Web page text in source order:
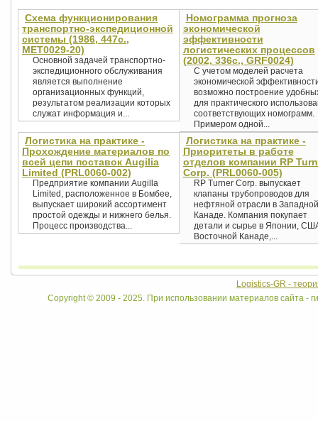
Схема функционирования
транспортно-экспедиционной
системы (1986, 447с.,
MET0029-20)
Основной задачей транспортно-
экспедиционного обслуживания
является выполнение
организационных функций,
результатом реализации которых
служат информация и...
Номограмма прогноза
экономической
эффективности
логистических процессов
(2002, 336с., GRF0024)
С учетом моделей расчета
экономической
возможно построение
для практического
соответствующих номограмм.
Примером одной...
Логистика на практике -
Прохождение материалов по
всей цепи поставок Augilia
Limited (PRL0060-002)
Предприятие компании Augilla
Limited, расположенное в Бомбее,
выпускает широкий ассортимент
простой одежды и нижнего белья.
Процесс производства...
Логистика на практике -
Приоритеты в работе
отделов компании RP
Corp. (PRL0060-005)
RP Turner Corp. выпускает
клапаны трубопроводов для
нефтяной отрасли в Западной
Канаде. Компания покупает
детали и сырье в Японии,
Восточной Канаде,...
Logistics-GR -
Copyright © 2009 - 2025. При использовании материалов сайта -